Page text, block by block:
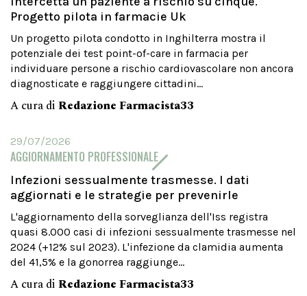
Progetto pilota in farmacie Uk
Un progetto pilota condotto in Inghilterra mostra il
potenziale dei test point-of-care in farmacia per
individuare persone a rischio cardiovascolare non ancora
diagnosticate e raggiungere cittadini...
A cura di Redazione Farmacista33
29/07/2026
AGGIORNAMENTO PROFESSIONALE
Infezioni sessualmente trasmesse. I dati
aggiornati e le strategie per prevenirle
L'aggiornamento della sorveglianza dell'Iss registra
quasi 8.000 casi di infezioni sessualmente trasmesse nel
2024 (+12% sul 2023). L'infezione da clamidia aumenta
del 41,5% e la gonorrea raggiunge...
A cura di Redazione Farmacista33